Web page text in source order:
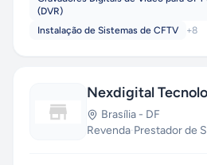
(DVR)
Instalação de Sistemas de CFTV
+8
Nexdigital
Brasília - DF
Revenda·Prestador de